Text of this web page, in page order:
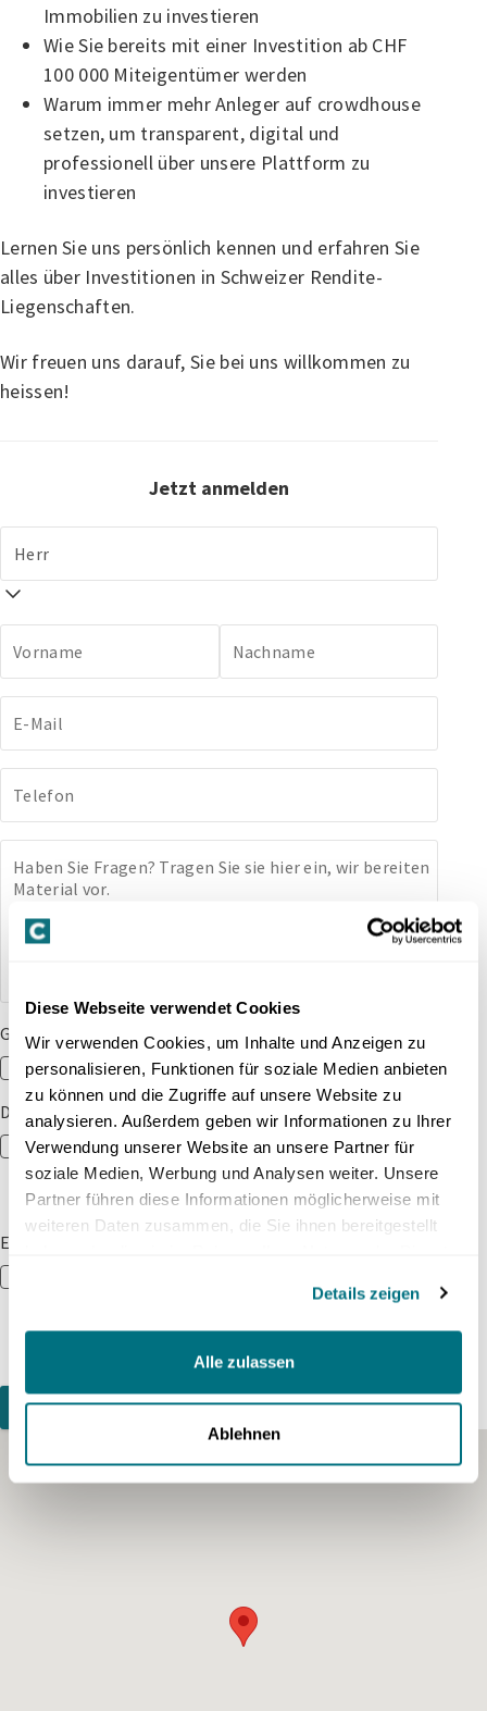
Diese Webseite verwendet Cookies
Wir verwenden Cookies, um Inhalte und Anzeigen zu
personalisieren, Funktionen für soziale Medien anbieten
zu können und die Zugriffe auf unsere Website zu
analysieren. Außerdem geben wir Informationen zu Ihrer
Verwendung unserer Website an unsere Partner für
soziale Medien, Werbung und Analysen weiter. Unsere
Partner führen diese Informationen möglicherweise mit
weiteren Daten zusammen, die Sie ihnen bereitgestellt
Details zeigen
Alle zulassen
Ablehnen
Immobilien zu investieren
Wie Sie bereits mit einer Investition ab CHF
100 000 Miteigentümer werden
Warum immer mehr Anleger auf crowdhouse
setzen, um transparent, digital und
professionell über unsere Plattform zu
investieren
Lernen Sie uns persönlich kennen und erfahren Sie
alles über Investitionen in Schweizer Rendite-
Liegenschaften.
Wir freuen uns darauf, Sie bei uns willkommen zu
heissen!
Jetzt anmelden
Vorname Nachname
E-Mail
Telefon
Haben Sie Fragen? Tragen Sie sie hier ein, wir bereiten
Material vor.
Gäste
Ich komme in Begleitung
DATENSCHUTZ
Ich stimme der Nutzung meiner Daten gemäss der
Datenschutzerklärungzu. Mein Einverständnis
hierzu kann ich jederzeit widerrufen.
EXKLUSIVE ANGEBOTE PER E-MAIL
Mail über Neuigkeiten und Angebote der crowdhouse
(Schweiz) AG informiert zu werden. Mein
Einverständnis hierzu kann ich jederzeit widerrufen.
Teilnehmen